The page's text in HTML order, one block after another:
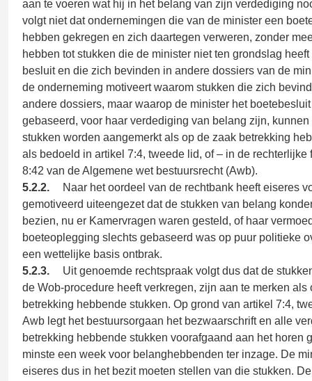
aan te voeren wat hij in het belang van zijn verdediging
volgt niet dat ondernemingen die van de minister een
hebben gekregen en zich daartegen verweren, zonder
hebben tot stukken die de minister niet ten grondslag
besluit en die zich bevinden in andere dossiers van de
de onderneming motiveert waarom stukken die zich
andere dossiers, maar waarop de minister het
gebaseerd, voor haar verdediging van belang zijn,
stukken worden aangemerkt als op de zaak betrekking
als bedoeld in artikel 7:4, tweede lid, of – in de rechterlijke
8:42 van de Algemene wet bestuursrecht (Awb).
5.2.2.
Naar het oordeel van de rechtbank heeft eiseres
gemotiveerd uiteengezet dat de stukken van belang
bezien, nu er Kamervragen waren gesteld, of haar
boeteoplegging slechts gebaseerd was op puur politieke
een wettelijke basis ontbrak.
5.2.3.
Uit genoemde rechtspraak volgt dus dat de
de Wob-procedure heeft verkregen, zijn aan te merken als
betrekking hebbende stukken. Op grond van artikel 7:4,
Awb legt het bestuursorgaan het bezwaarschrift en alle
betrekking hebbende stukken voorafgaand aan het horen
minste een week voor belanghebbenden ter inzage. De
eiseres dus in het bezit moeten stellen van die stukken.